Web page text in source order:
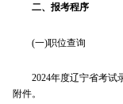
二、报考程序
(一)职位查询
2024年度辽宁省考试录
附件。